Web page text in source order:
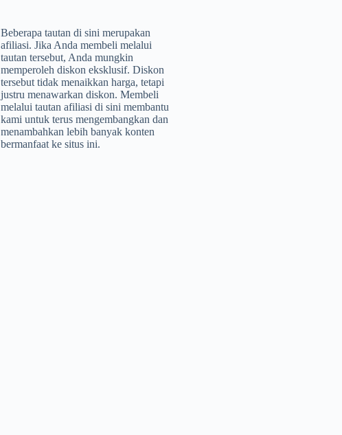
Beberapa tautan di sini merupakan
afiliasi. Jika Anda membeli melalui
tautan tersebut, Anda mungkin
memperoleh diskon eksklusif. Diskon
tersebut tidak menaikkan harga, tetapi
justru menawarkan diskon. Membeli
melalui tautan afiliasi di sini membantu
kami untuk terus mengembangkan dan
menambahkan lebih banyak konten
bermanfaat ke situs ini.